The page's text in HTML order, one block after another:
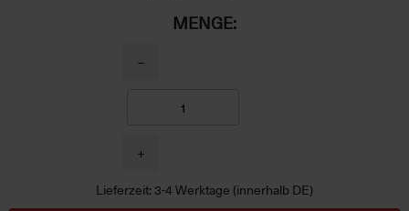
MENGE:
−
+
Lieferzeit: 3-4 Werktage (innerhalb DE)